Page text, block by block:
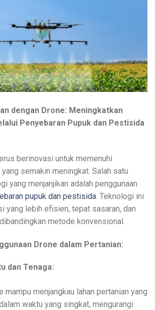
dengan Drone: Meningkatkan
Penyebaran Pupuk dan Pestisida
berinovasi untuk memenuhi
semakin meningkat. Salah satu
yang menjanjikan adalah penggunaan
pupuk dan pestisida. Teknologi ini
yang lebih efisien, tepat sasaran, dan
metode konvensional.
Drone dalam Pertanian:
dan Tenaga:
mampu menjangkau lahan pertanian yang
waktu yang singkat, mengurangi